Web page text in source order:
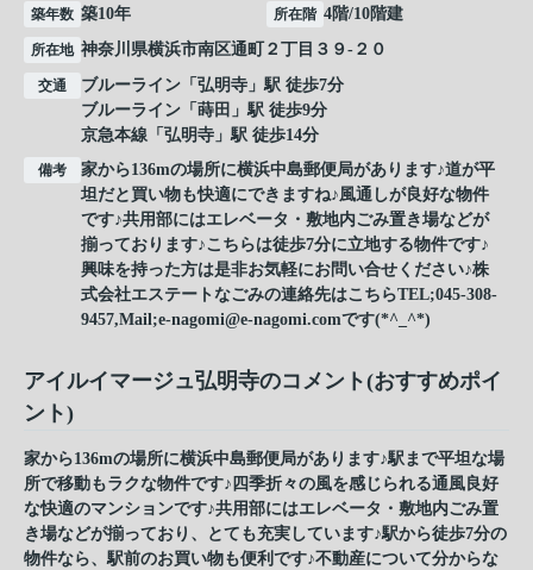
築年数 築10年 所在階 4階/10階建
所在地 神奈川県横浜市南区通町 ２丁目３９-２０
交通 ブルーライン 「 弘明寺 」駅 徒歩7分
ブルーライン 「 蒔田 」駅 徒歩9分
京急本線 「 弘明寺 」駅 徒歩14分
備考
家から136mの場所に横浜中島郵便局があります♪道が平
坦だと買い物も快適にできますね♪風通しが良好な物件
です♪共用部にはエレベータ・敷地内ごみ置き場などが
揃っております♪こちらは徒歩7分に立地する物件です♪
興味を持った方は是非お気軽にお問い合せください♪株
式会社エステートなごみの連絡先はこちらTEL;045-308-
9457,Mail;e-nagomi@e-nagomi.comです(*^_^*)
アイルイマージュ弘明寺のコメント(おすすめポイ
ント)
家から136mの場所に横浜中島郵便局があります♪駅まで平坦な場
所で移動もラクな物件です♪四季折々の風を感じられる通風良好
な快適のマンションです♪共用部にはエレベータ・敷地内ごみ置
き場などが揃っており、とても充実しています♪駅から徒歩7分の
物件なら、駅前のお買い物も便利です♪不動産について分からな